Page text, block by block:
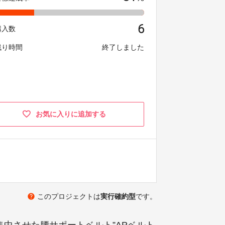
入数 6
時間 終了しました
お気に入りに追加する
help このプロジェクトは実行確約型です。